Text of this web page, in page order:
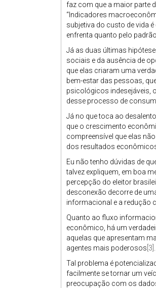
faz com que a maior parte
“Indicadores
subjetiva do custo de vida
enfrenta quanto pelo
Já as duas últimas
sociais e da ausência de
que elas criaram uma
bem-estar das pessoas,
psicológicos indesejáveis,
desse processo de
Já no que toca ao
que o crescimento
compreensível que elas
dos resultados
Eu não tenho dúvidas de
talvez expliquem, em boa
percepção do eleitor
desconexão decorre de
informacional e a redução
Quanto ao fluxo
econômico, há um
aquelas que apresentam
agentes mais poderosos [3]
Tal problema é
facilmente se tornar um
preocupação com os